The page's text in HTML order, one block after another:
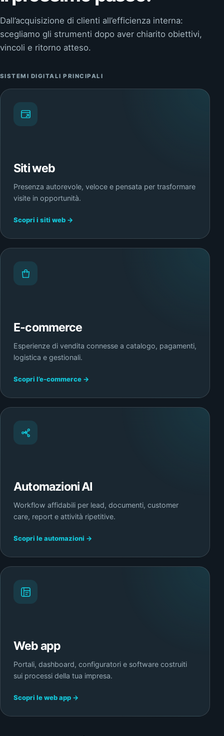
Dall’acquisizione di clienti all’efficienza interna:
scegliamo gli strumenti dopo aver chiarito obiettivi,
vincoli e ritorno atteso.
SISTEMI DIGITALI PRINCIPALI
Siti web
Presenza autorevole, veloce e pensata per trasformare
visite in opportunità.
Scopri i siti web →
E-commerce
Esperienze di vendita connesse a catalogo, pagamenti,
logistica e gestionali.
Scopri l’e-commerce →
Automazioni AI
Workflow affidabili per lead, documenti, customer
care, report e attività ripetitive.
Scopri le automazioni →
Web app
Portali, dashboard, configuratori e software costruiti
sui processi della tua impresa.
Scopri le web app →